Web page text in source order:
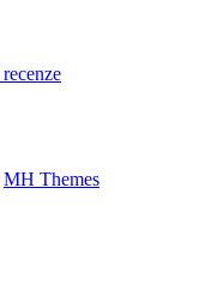
MH Themes